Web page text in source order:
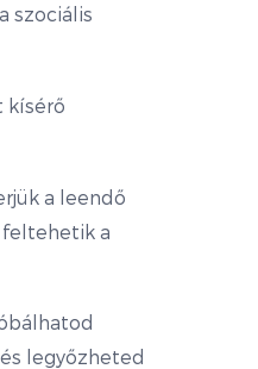
szociális
kísérő
a leendő
feltehetik a
legyőzheted